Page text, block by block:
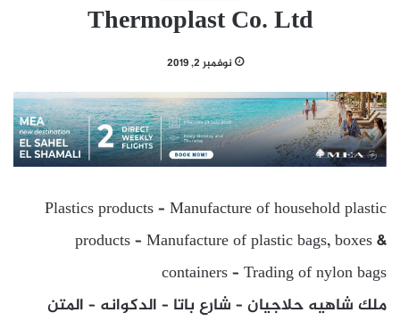
Thermoplast Co. Ltd
نوفمبر 2, 2019
Plastics products – Manufacture of household plastic
products – Manufacture of plastic bags, boxes &
containers – Trading of nylon bags
ملك شاهيه حلاجيان – شارع باتا – الدكوانه – المتن